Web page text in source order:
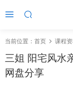
当前位置： 首页 课程
三姐 阳宅风水
网盘分享